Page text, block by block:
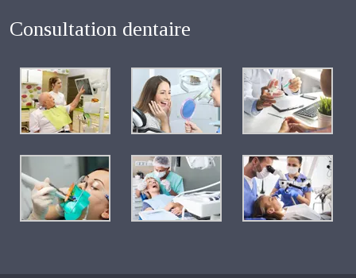
Consultation dentaire